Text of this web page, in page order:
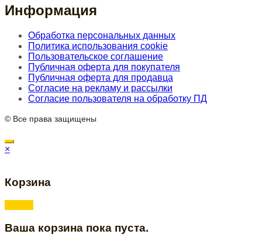
Информация
Обработка персональных данных
Политика использования cookie
Пользовательское соглашение
Публичная оферта для покупателя
Публичная оферта для продавца
Согласие на рекламу и рассылки
Согласие пользователя на обработку ПД
© Все права защищены
×
Корзина
Ваша корзина пока пуста.